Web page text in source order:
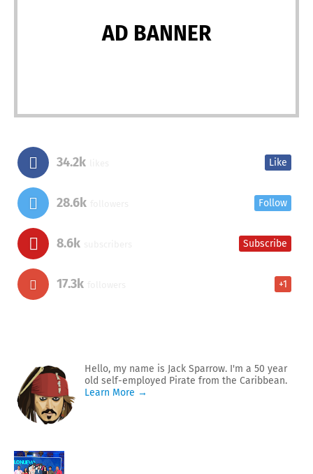
AD BANNER
34.2k Like
28.6k Follow
8.6k Subscribe
17.3k +1
Hello, my name is Jack Sparrow. I'm a 50 year
old self-employed Pirate from the Caribbean.
Learn More →